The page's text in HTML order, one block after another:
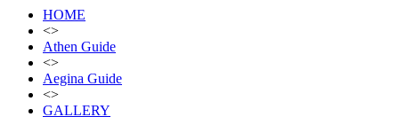
HOME
<>
Athen Guide
<>
Aegina Guide
<>
GALLERY